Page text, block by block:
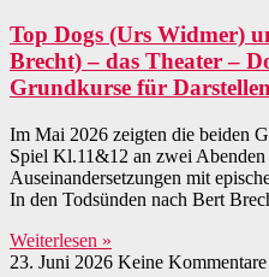
Top Dogs (Urs Widmer)
Brecht) – das Theater –
Grundkurse für
Im Mai 2026 zeigten die beiden
Spiel Kl.11&12 an zwei Abenden
Auseinandersetzungen mit
In den Todsünden nach Bert
Weiterlesen »
23. Juni 2026 Keine Kommentare